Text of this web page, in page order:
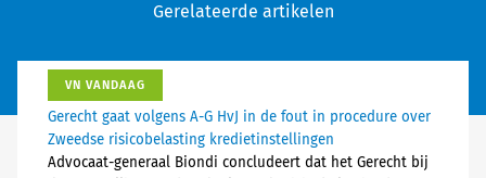
Gerelateerde artikelen
VN VANDAAG
Gerecht gaat volgens A-G HvJ in de fout in procedure over
Zweedse risicobelasting kredietinstellingen
Advocaat-generaal Biondi concludeert dat het Gerecht bij